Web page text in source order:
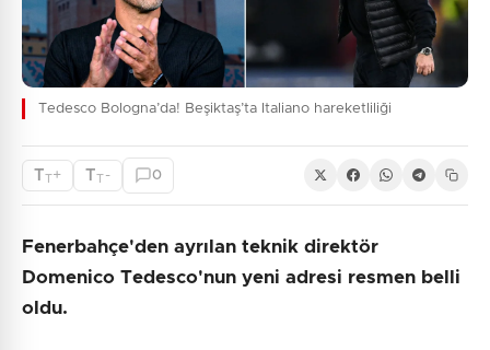
Tedesco Bologna’da! Beşiktaş’ta Italiano hareketliliği
TT+ TT - 0
Fenerbahçe'den ayrılan teknik direktör
Domenico Tedesco'nun yeni adresi resmen belli
oldu.